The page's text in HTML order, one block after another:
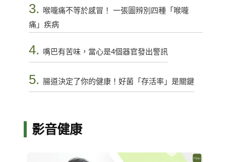
3.
喉嚨痛不等於感冒！ 一張圖辨別四種「喉嚨
痛」疾病
4. 嘴巴有苦味，當心是4個器官發出警訊
5. 腸道決定了你的健康！好菌「存活率」是關鍵
影音健康